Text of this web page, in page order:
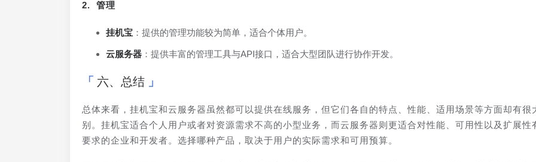
2. 管理
挂机宝 ：提供的管理功能较为简单，适合个体用户。
云服务器 ：提供丰富的管理工具与API接口，适合大型团队进行协作开发。
六、总结
总体来看，挂机宝和云服务器虽然都可以提供在线服务，但它们各自的特点、性能、适用场景等方面却有很
别。挂机宝适合个人用户或者对资源需求不高的小型业务，而云服务器则更适合对性能、可用性以及扩展性
要求的企业和开发者。选择哪种产品，取决于用户的实际需求和可用预算。